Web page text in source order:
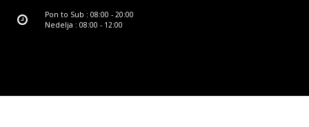
Pon to Sub : 08:00 - 20:00
Nedelja : 08:00 - 12:00